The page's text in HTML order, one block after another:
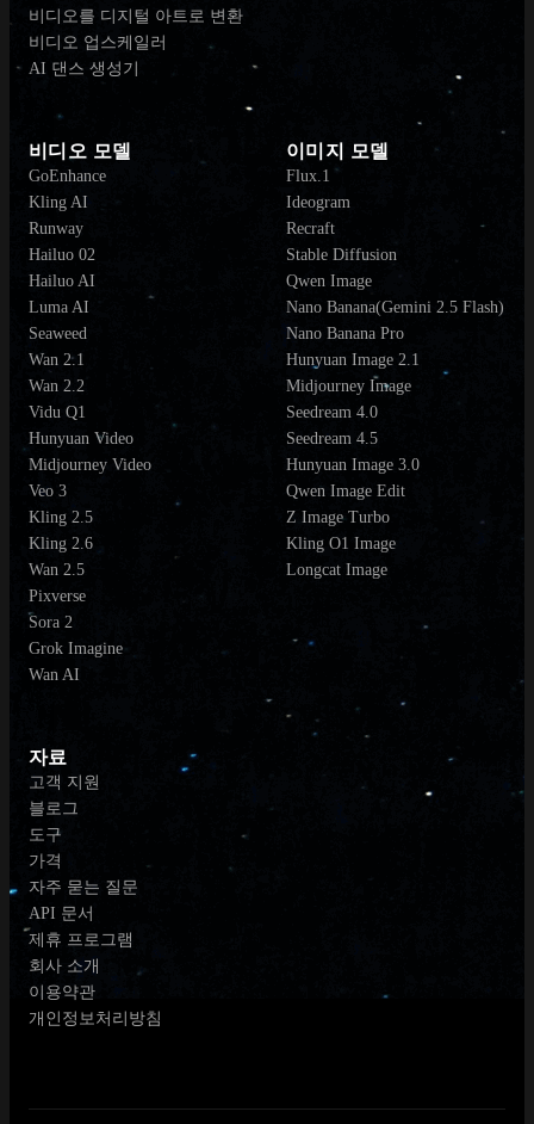
비디오를 디지털 아트로 변환
비디오 업스케일러
AI 댄스 생성기
비디오 모델
GoEnhance
Kling AI
Runway
Hailuo 02
Hailuo AI
Luma AI
Seaweed
Wan 2.1
Wan 2.2
Vidu Q1
Hunyuan Video
Midjourney Video
Veo 3
Kling 2.5
Kling 2.6
Wan 2.5
Pixverse
Sora 2
Grok Imagine
Wan AI
이미지 모델
Flux.1
Ideogram
Recraft
Stable Diffusion
Qwen Image
Nano Banana(Gemini 2.5 Flash)
Nano Banana Pro
Hunyuan Image 2.1
Midjourney Image
Seedream 4.0
Seedream 4.5
Hunyuan Image 3.0
Qwen Image Edit
Z Image Turbo
Kling O1 Image
Longcat Image
자료
고객 지원
블로그
도구
가격
자주 묻는 질문
API 문서
제휴 프로그램
회사 소개
이용약관
개인정보처리방침